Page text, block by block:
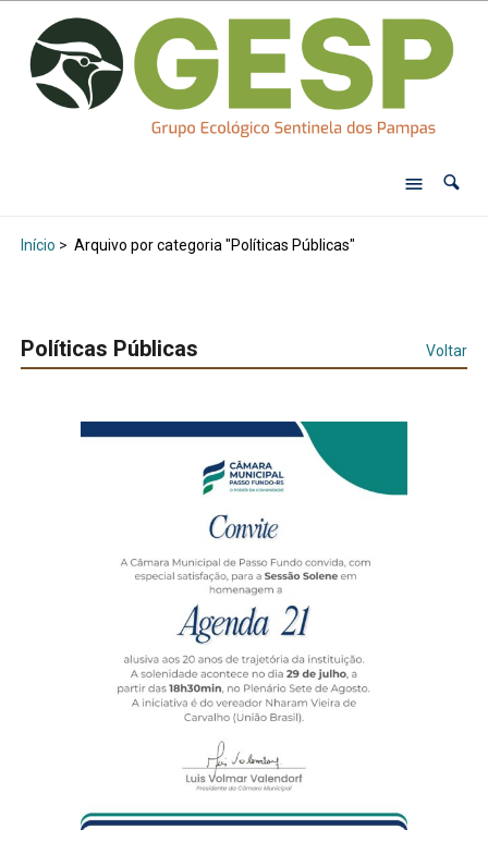
Início > Arquivo por categoria "Políticas Públicas"
Políticas Públicas Voltar